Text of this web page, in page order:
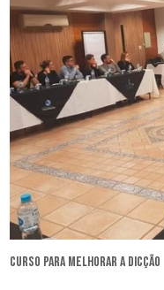
curso para melhorar a dicção